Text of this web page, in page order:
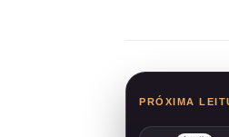
PRÓXIMA